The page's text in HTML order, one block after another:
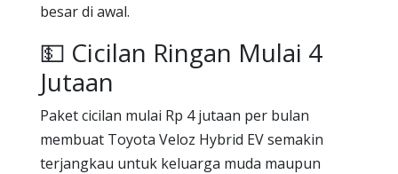
besar di awal.
💵 Cicilan Ringan Mulai 4
Jutaan
Paket cicilan mulai Rp 4 jutaan per bulan
membuat Toyota Veloz Hybrid EV semakin
terjangkau untuk keluarga muda maupun